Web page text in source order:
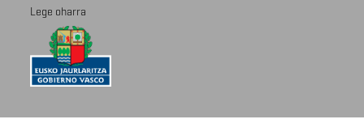
Lege oharra